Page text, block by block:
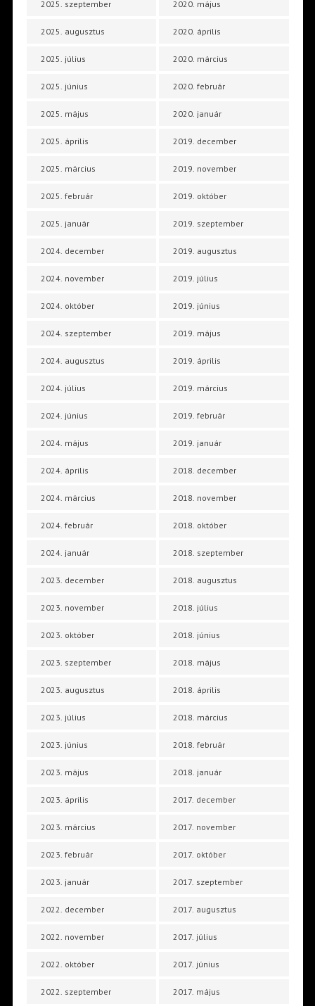
2025. szeptember
2025. augusztus
2025. július
2025. június
2025. május
2025. április
2025. március
2025. február
2025. január
2024. december
2024. november
2024. október
2024. szeptember
2024. augusztus
2024. július
2024. június
2024. május
2024. április
2024. március
2024. február
2024. január
2023. december
2023. november
2023. október
2023. szeptember
2023. augusztus
2023. július
2023. június
2023. május
2023. április
2023. március
2023. február
2023. január
2022. december
2022. november
2022. október
2022. szeptember
2020. május
2020. április
2020. március
2020. február
2020. január
2019. december
2019. november
2019. október
2019. szeptember
2019. augusztus
2019. július
2019. június
2019. május
2019. április
2019. március
2019. február
2019. január
2018. december
2018. november
2018. október
2018. szeptember
2018. augusztus
2018. július
2018. június
2018. május
2018. április
2018. március
2018. február
2018. január
2017. december
2017. november
2017. október
2017. szeptember
2017. augusztus
2017. július
2017. június
2017. május